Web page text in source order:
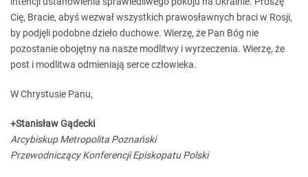
Cię, Bracie, abyś wezwał wszystkich prawosławnych braci w Rosji,
by podjęli podobne dzieło duchowe. Wierzę, że Pan Bóg nie
pozostanie obojętny na nasze modlitwy i wyrzeczenia. Wierzę, że
post i modlitwa odmieniają serce człowieka.
W Chrystusie Panu,
+Stanisław Gądecki
Arcybiskup Metropolita Poznański
Przewodniczący Konferencji Episkopatu Polski